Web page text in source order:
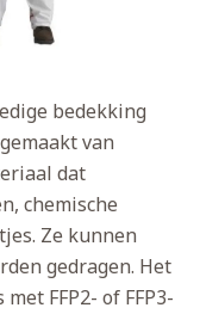
bedekking
van
dat
chemische
Ze kunnen
gedragen. Het
FFP2- of FFP3-